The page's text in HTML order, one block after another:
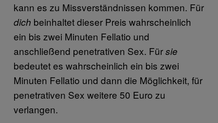
kann es zu Missverständnissen kommen. Für
dich beinhaltet dieser Preis wahrscheinlich
ein bis zwei Minuten Fellatio und
anschließend penetrativen Sex. Fürsie
bedeutet es wahrscheinlich ein bis zwei
Minuten Fellatio und dann die Möglichkeit, für
penetrativen Sex weitere 50 Euro zu
verlangen.